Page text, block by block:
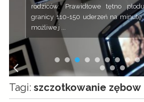
rodziców. Prawidłowe tętno
granicy 110-150 uderzeń na minutę.
możliwe j ...
Tagi: szczotkowanie zębow